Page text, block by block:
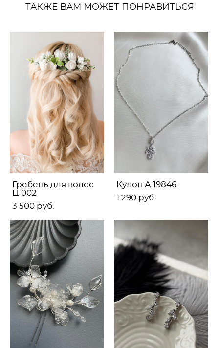
ТАКЖЕ ВАМ МОЖЕТ ПОНРАВИТЬСЯ
Гребень для волос
Ц 002
3 500 pуб.
Кулон А 19846
1 290 pуб.